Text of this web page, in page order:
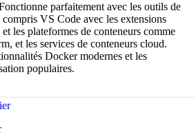
parfaitement avec les outils de
VS Code avec les extensions
les plateformes de conteneurs comme
et les services de conteneurs cloud.
Docker modernes et les
populaires.